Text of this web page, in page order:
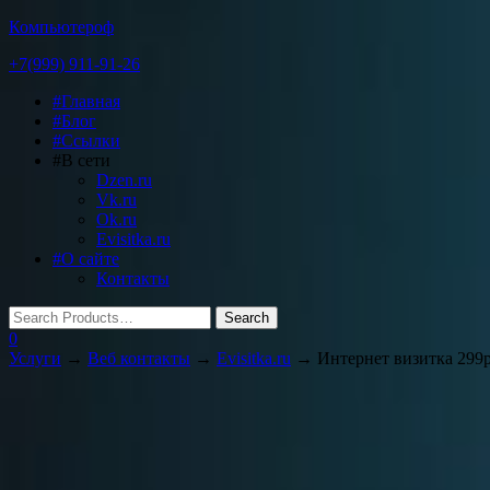
Компьютероф
+7(999) 911-91-26
Toggle
navigation
#Главная
#Блог
#Ссылки
#В сети
Dzen.ru
Vk.ru
Ok.ru
Evisitka.ru
#О сайте
Контакты
0
Услуги → Веб контакты → Evisitka.ru → Интернет визитка